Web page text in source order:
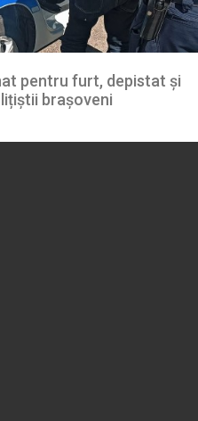
pentru furt, depistat și
brașoveni